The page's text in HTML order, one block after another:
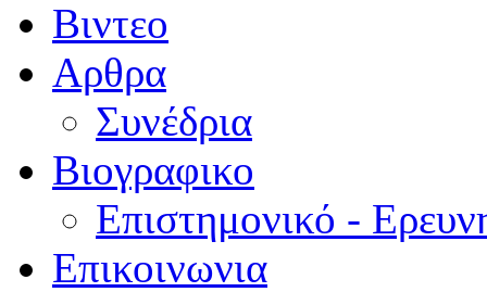
Βιντεο
Αρθρα
Συνέδρια
Βιογραφικο
Επιστημονικό -
Επικοινωνια